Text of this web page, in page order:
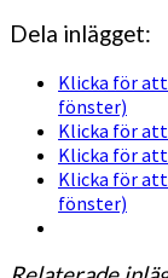
Dela inlägget:
Klicka för
fönster)
Klicka för
Klicka för
Klicka för
fönster)